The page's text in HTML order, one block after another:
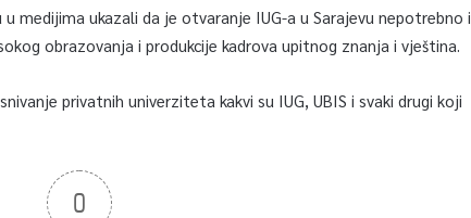
medijima ukazali da je otvaranje IUG-a u Sarajevu nepotrebno i
obrazovanja i produkcije kadrova upitnog znanja i vještina.
privatnih univerziteta kakvi su IUG, UBIS i svaki drugi koji
0